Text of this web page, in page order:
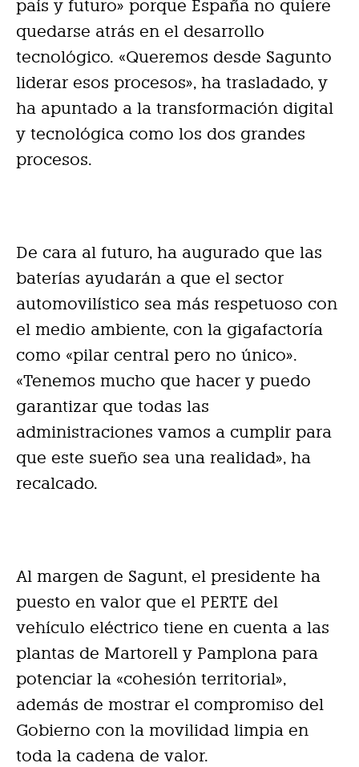
país y futuro» porque España no quiere
quedarse atrás en el desarrollo
tecnológico. «Queremos desde Sagunto
liderar esos procesos», ha trasladado, y
ha apuntado a la transformación digital
y tecnológica como los dos grandes
procesos.
De cara al futuro, ha augurado que las
baterías ayudarán a que el sector
automovilístico sea más respetuoso con
el medio ambiente, con la gigafactoría
como «pilar central pero no único».
«Tenemos mucho que hacer y puedo
garantizar que todas las
administraciones vamos a cumplir para
que este sueño sea una realidad», ha
recalcado.
Al margen de Sagunt, el presidente ha
puesto en valor que el PERTE del
vehículo eléctrico tiene en cuenta a las
plantas de Martorell y Pamplona para
potenciar la «cohesión territorial»,
además de mostrar el compromiso del
Gobierno con la movilidad limpia en
toda la cadena de valor.